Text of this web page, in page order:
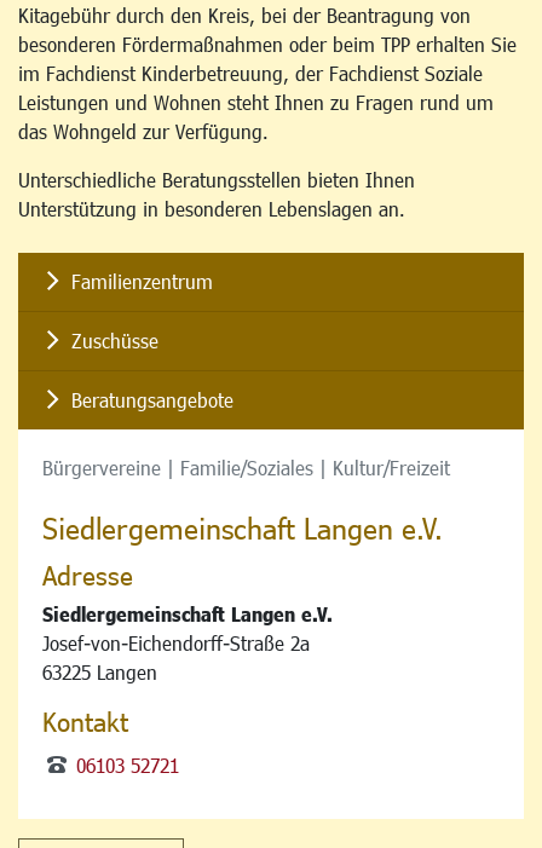
Kitagebühr durch den Kreis, bei der Beantragung von
besonderen Fördermaßnahmen oder beim TPP erhalten Sie
im Fachdienst Kinderbetreuung, der Fachdienst Soziale
Leistungen und Wohnen steht Ihnen zu Fragen rund um
das Wohngeld zur Verfügung.
Unterschiedliche Beratungsstellen bieten Ihnen
Unterstützung in besonderen Lebenslagen an.
Familienzentrum
Zuschüsse
Beratungsangebote
Bürgervereine | Familie/Soziales | Kultur/Freizeit
Siedlergemeinschaft Langen e.V.
Adresse
Siedlergemeinschaft Langen e.V.
Josef-von-Eichendorff-Straße 2a
63225 Langen
Kontakt
06103 52721